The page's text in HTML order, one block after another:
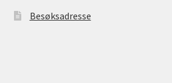
Besøksadresse